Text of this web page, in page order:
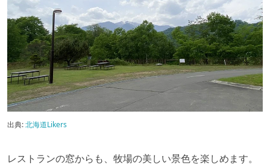
出典:北海道Likers
レストランの窓からも、牧場の美しい景色を楽しめます。